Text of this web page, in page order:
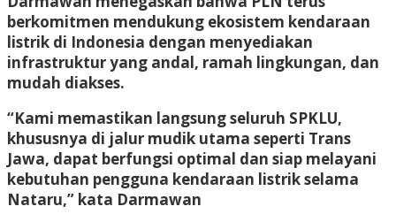
berkomitmen mendukung ekosistem kendaraan
listrik di Indonesia dengan menyediakan
infrastruktur yang andal, ramah lingkungan, dan
mudah diakses.
“Kami memastikan langsung seluruh SPKLU,
khususnya di jalur mudik utama seperti Trans
Jawa, dapat berfungsi optimal dan siap melayani
kebutuhan pengguna kendaraan listrik selama
Nataru,” kata Darmawan